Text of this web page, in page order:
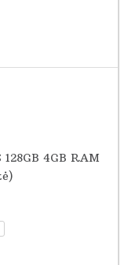
128GB 4GB RAM